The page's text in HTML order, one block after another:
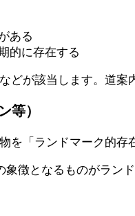
ある
的に存在する
が該当します。道案
等）
「ランドマーク的存
徴となるものがラン